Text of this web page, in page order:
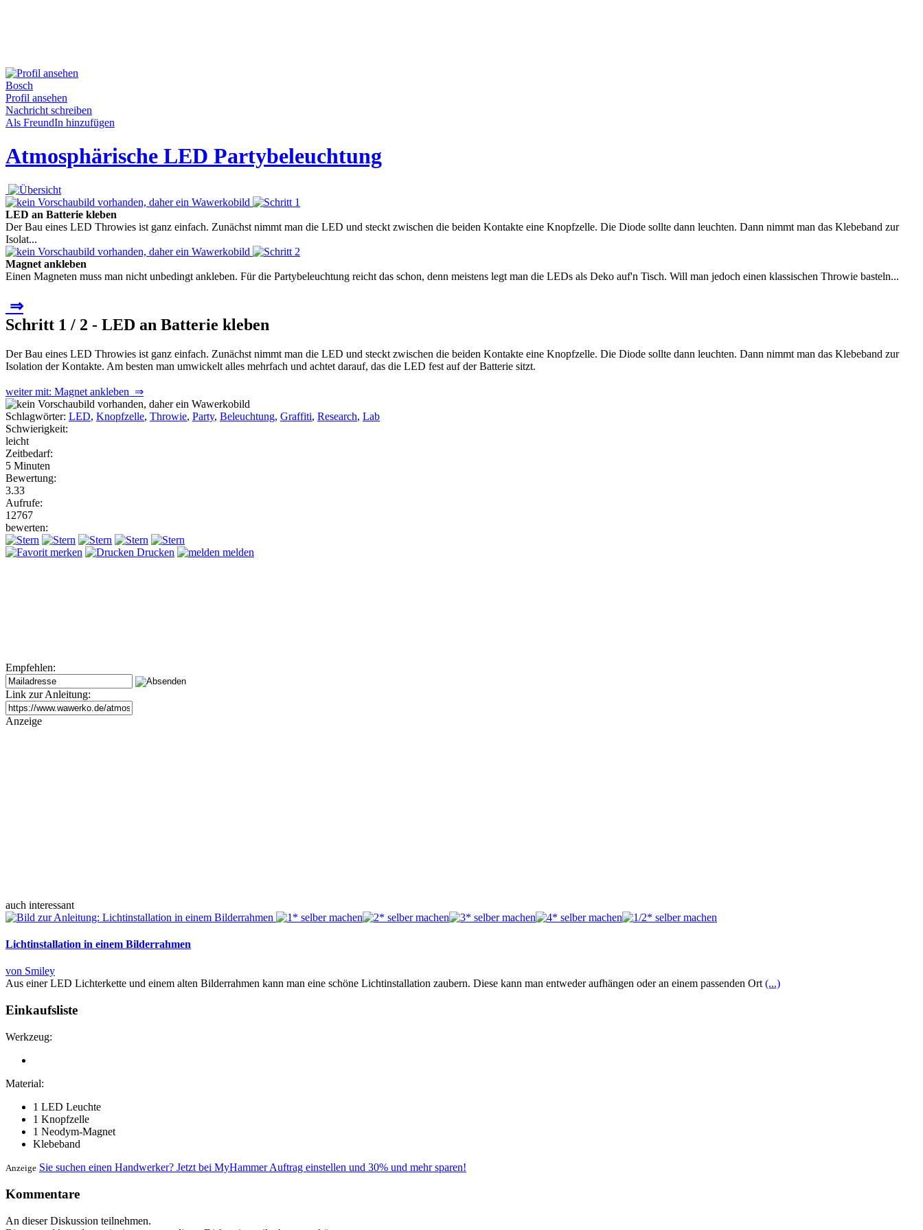
Bosch
Profil ansehen
Nachricht schreiben
Als FreundIn hinzufügen
Atmosphärische LED Partybeleuchtung
LED an Batterie kleben
Der Bau eines LED Throwies ist ganz einfach. Zunächst nimmt man die LED und steckt zwischen die beiden Kontakte eine Knopfzelle. Die Diode sollte dann leuchten. Dann nimmt man das Klebeband zur
Isolat...
Magnet ankleben
Einen Magneten muss man nicht unbedingt ankleben. Für die Partybeleuchtung reicht das schon, denn meistens legt man die LEDs als Deko auf'n Tisch. Will man jedoch einen klassischen Throwie basteln...
⇒
Schritt 1 / 2 - LED an Batterie kleben
Der Bau eines LED Throwies ist ganz einfach. Zunächst nimmt man die LED und steckt zwischen die beiden Kontakte eine Knopfzelle. Die Diode sollte dann leuchten. Dann nimmt man das Klebeband zur
Isolation der Kontakte. Am besten man umwickelt alles mehrfach und achtet darauf, das die LED fest auf der Batterie sitzt.
weiter mit: Magnet ankleben ⇒
Schlagwörter: LED, Knopfzelle, Throwie, Party, Beleuchtung, Graffiti, Research, Lab
Schwierigkeit:
leicht
Zeitbedarf:
5 Minuten
Bewertung:
3.33
Aufrufe:
12767
bewerten:
merken Drucken melden
Empfehlen:
Link zur Anleitung:
Anzeige
auch interessant
Lichtinstallation in einem Bilderrahmen
von Smiley
Aus einer LED Lichterkette und einem alten Bilderrahmen kann man eine schöne Lichtinstallation zaubern. Diese kann man entweder aufhängen oder an einem passenden Ort (...)
Einkaufsliste
Werkzeug:
Material:
1 LED Leuchte
1 Knopfzelle
1 Neodym-Magnet
Klebeband
Anzeige Sie suchen einen Handwerker? Jetzt bei MyHammer Auftrag einstellen und 30% und mehr sparen!
Kommentare
An dieser Diskussion teilnehmen.